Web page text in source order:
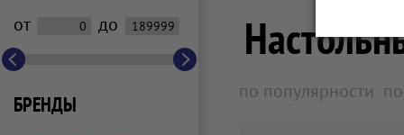
от до
БРЕНДЫ
по популярности